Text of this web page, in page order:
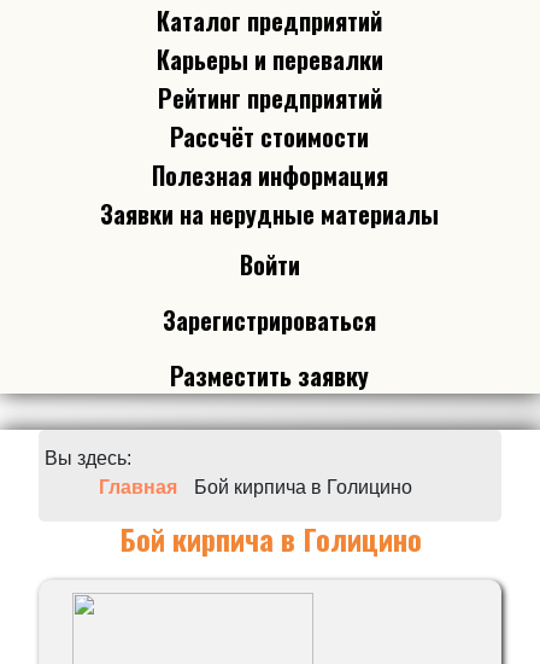
Каталог предприятий
Карьеры и перевалки
Рейтинг предприятий
Рассчёт стоимости
Полезная информация
Заявки на нерудные материалы
Войти
Зарегистрироваться
Разместить заявку
Вы здесь:
Главная
Бой кирпича в Голицино
Бой кирпича в Голицино